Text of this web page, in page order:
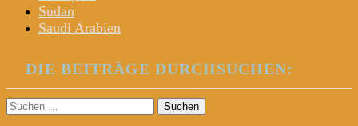
Sudan
Saudi Arabien
DIE BEITRÄGE DURCHSUCHEN:
Suchen
nach: